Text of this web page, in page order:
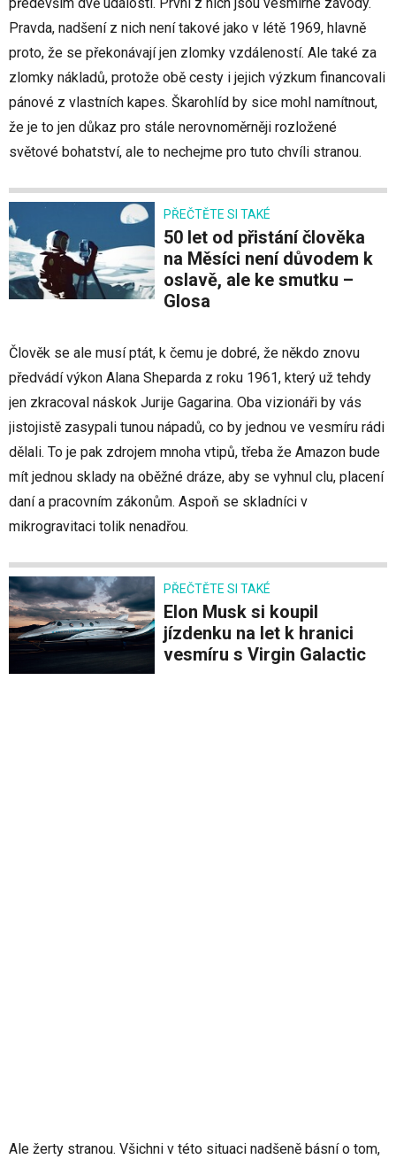
především dvě události. První z nich jsou vesmírné závody.
Pravda, nadšení z nich není takové jako v létě 1969, hlavně
proto, že se překonávají jen zlomky vzdáleností. Ale také za
zlomky nákladů, protože obě cesty i jejich výzkum financovali
pánové z vlastních kapes. Škarohlíd by sice mohl namítnout,
že je to jen důkaz pro stále nerovnoměrněji rozložené
světové bohatství, ale to nechejme pro tuto chvíli stranou.
PŘEČTĚTE SI TAKÉ
50 let od přistání člověka
na Měsíci není důvodem k
oslavě, ale ke smutku –
Glosa
Člověk se ale musí ptát, k čemu je dobré, že někdo znovu
předvádí výkon Alana Sheparda z roku 1961, který už tehdy
jen zkracoval náskok Jurije Gagarina. Oba vizionáři by vás
jistojistě zasypali tunou nápadů, co by jednou ve vesmíru rádi
dělali. To je pak zdrojem mnoha vtipů, třeba že Amazon bude
mít jednou sklady na oběžné dráze, aby se vyhnul clu, placení
daní a pracovním zákonům. Aspoň se skladníci v
mikrogravitaci tolik nenadřou.
PŘEČTĚTE SI TAKÉ
Elon Musk si koupil
jízdenku na let k hranici
vesmíru s Virgin Galactic
Ale žerty stranou. Všichni v této situaci nadšeně básní o tom,